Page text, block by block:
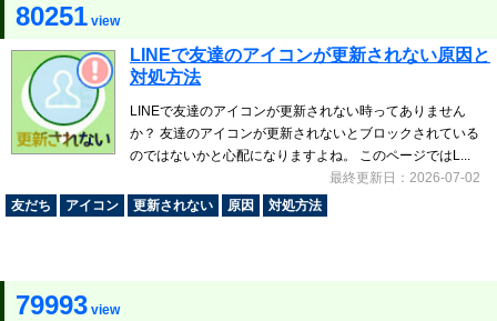
80251 view
LINEで友達のアイコンが更新されない原因と
対処方法
LINEで友達のアイコンが更新されない時ってありません
か？ 友達のアイコンが更新されないとブロックされている
のではないかと心配になりますよね。 このページではL...
最終更新日：2026-07-02
友だち
アイコン 更新されない 原因 対処方法
79993 view